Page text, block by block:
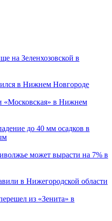
на Зеленхозовской в
в Нижнем Новгороде
«Московская» в Нижнем
до 40 мм осадков в
может вырасти на 7% в
в Нижегородской области
из «Зенита» в